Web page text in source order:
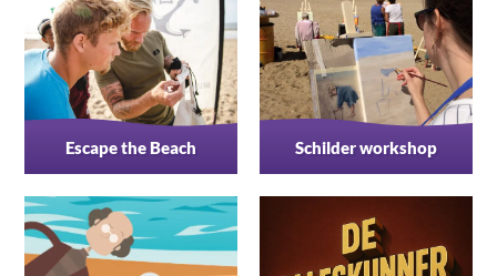
Escape the Beach Schilder workshop